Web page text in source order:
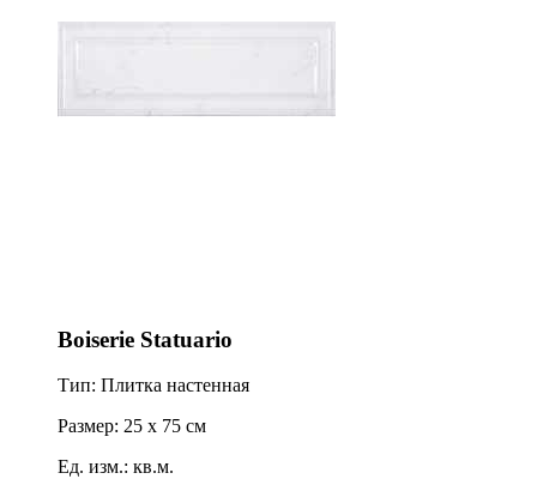
Boiserie Statuario
Тип: Плитка настенная
Размер: 25 x 75 см
Ед. изм.: кв.м.